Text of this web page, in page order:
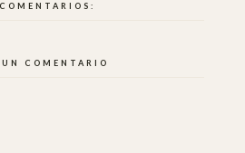
COMENTARIO